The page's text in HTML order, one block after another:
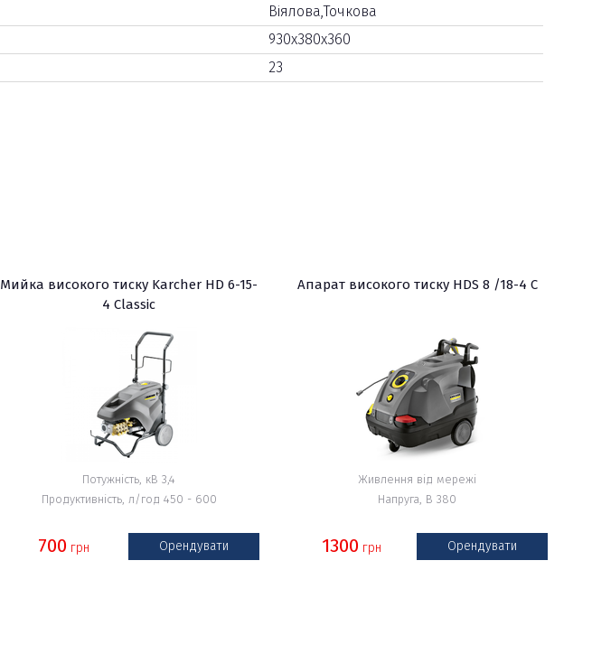
Віялова,Точкова
930x380x360
23
Мийка високого тиску Karcher HD 6-15-
4 Classic
Потужність, кВ 3,4
Продуктивність, л/год 450 - 600
700 грн Орендувати
Апарат високого тиску HDS 8 /18-4 C
Живлення від мережі
Напруга, В 380
1300 грн Орендувати